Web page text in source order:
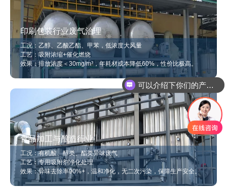
印刷包装行业废气治理
工况：乙醇、乙酸乙酯、甲苯，低浓度大风量
工艺：吸附浓缩+催化燃烧
效果：排放浓度＜30mg/m³，年耗材成本降低60%，性价比极高。
食品加工与酿造行业
工况：有机酸、醇类、酯类异味废气
工艺：专用吸附剂净化处理
效果：异味去除率90%+，温和净化，无二次污染，保障生产安全。
可以介绍下你们的产品么
你们是怎么收费的呢